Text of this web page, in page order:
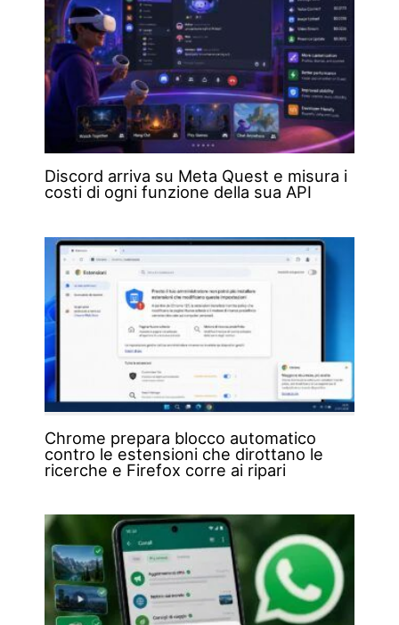
Discord arriva su Meta Quest e misura i
costi di ogni funzione della sua API
Chrome prepara blocco automatico
contro le estensioni che dirottano le
ricerche e Firefox corre ai ripari